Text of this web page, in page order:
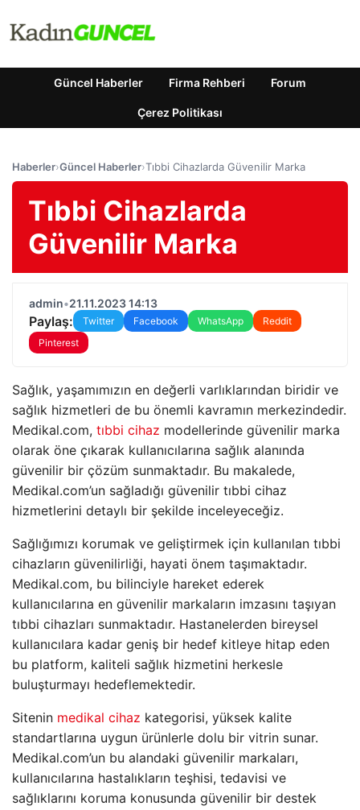
Güncel Haberler Firma Rehberi Forum
Çerez Politikası
Haberler›Güncel Haberler›Tıbbi Cihazlarda Güvenilir Marka
Tıbbi Cihazlarda
Güvenilir Marka
admin•21.11.2023 14:13
Paylaş: Twitter Facebook WhatsApp
Reddit
Pinterest
Sağlık, yaşamımızın en değerli varlıklarından biridir ve
sağlık hizmetleri de bu önemli kavramın merkezindedir.
Medikal.com, tıbbi cihaz modellerinde güvenilir marka
olarak öne çıkarak kullanıcılarına sağlık alanında
güvenilir bir çözüm sunmaktadır. Bu makalede,
Medikal.com’un sağladığı güvenilir tıbbi cihaz
hizmetlerini detaylı bir şekilde inceleyeceğiz.
Sağlığımızı korumak ve geliştirmek için kullanılan tıbbi
cihazların güvenilirliği, hayati önem taşımaktadır.
Medikal.com, bu bilinciyle hareket ederek
kullanıcılarına en güvenilir markaların imzasını taşıyan
tıbbi cihazları sunmaktadır. Hastanelerden bireysel
kullanıcılara kadar geniş bir hedef kitleye hitap eden
bu platform, kaliteli sağlık hizmetini herkesle
buluşturmayı hedeflemektedir.
Sitenin medikal cihaz kategorisi, yüksek kalite
standartlarına uygun ürünlerle dolu bir vitrin sunar.
Medikal.com’un bu alandaki güvenilir markaları,
kullanıcılarına hastalıkların teşhisi, tedavisi ve
sağlıklarını koruma konusunda güvenilir bir destek